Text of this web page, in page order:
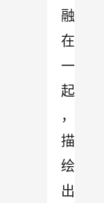
融
在
一
起
，
描
绘
出